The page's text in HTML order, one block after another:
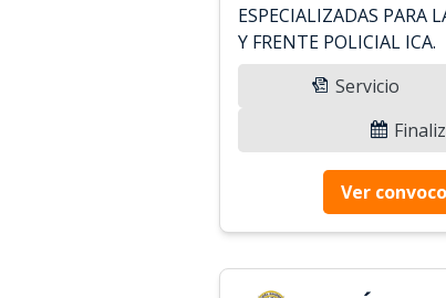
ESPECIALIZADAS PARA
Y FRENTE POLICIAL ICA.
Servicio
Ver